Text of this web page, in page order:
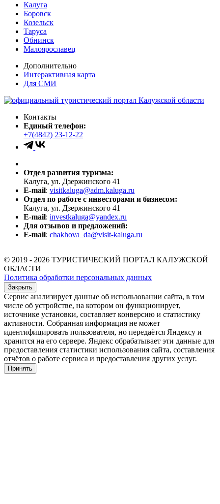
Калуга
Боровск
Козельск
Таруса
Обнинск
Малоярославец
Дополнительно
Интерактивная карта
Для СМИ
Контакты
Единый телефон:
+7(4842) 23-12-22
Отдел развития туризма:
Калуга, ул. Дзержинского 41
E-mail: visitkaluga@adm.kaluga.ru
Отдел по работе с инвесторами и бизнесом:
Калуга, ул. Дзержинского 41
E-mail: investkaluga@yandex.ru
Для отзывов и предложений:
E-mail: chakhova_da@visit-kaluga.ru
© 2019 - 2026 ТУРИСТИЧЕСКИЙ ПОРТАЛ КАЛУЖСКОЙ
ОБЛАСТИ
Политика обработки персональных данных
Закрыть
Сервис анализирует данные об использовании сайта, в том
числе об устройстве, на котором он функционирует,
источнике установки, составляет конверсию и статистику
активности. Собранная информация не может
идентифицировать пользователя, но передаётся Яндексу и
хранится на его сервере. Яндекс обрабатывает эти данные для
предоставления статистики использования сайта, составления
отчётов о работе сервиса и предоставления других услуг.
Принять